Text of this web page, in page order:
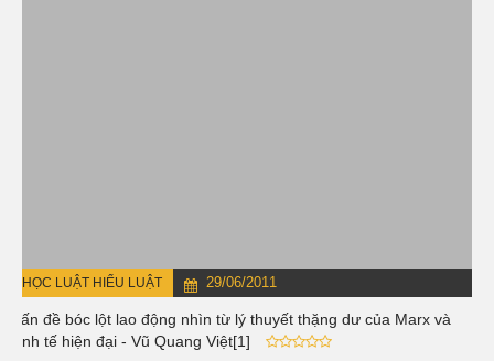
HỌC LUẬT HIỂU LUẬT 29/06/2011
Vấn đề bóc lột lao động nhìn từ lý thuyết thặng dư của Marx và
kinh tế hiện đại - Vũ Quang Việt[1]